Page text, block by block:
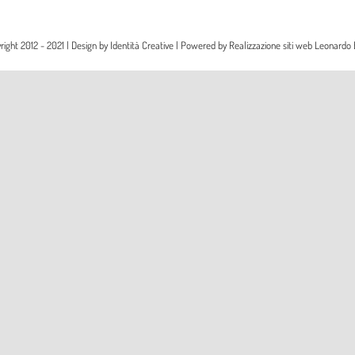
2012 - 2021 | Design byIdentità Creative | Powered byRealizzazione siti web Leonardo